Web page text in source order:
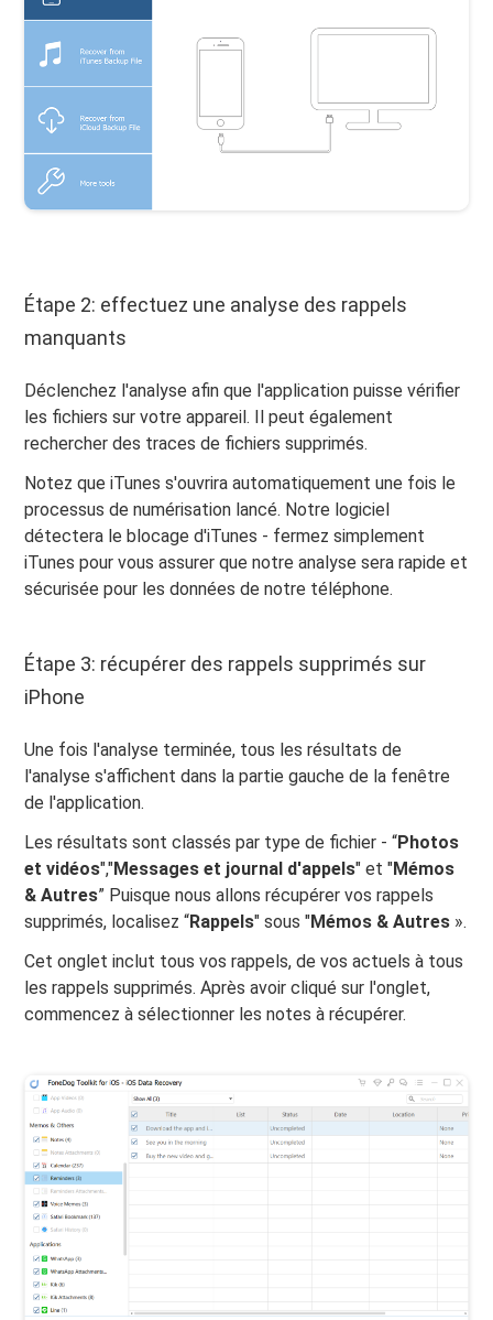
Étape 2: effectuez une analyse des rappels
manquants
Déclenchez l'analyse afin que l'application puisse vérifier
les fichiers sur votre appareil. Il peut également
rechercher des traces de fichiers supprimés.
Notez que iTunes s'ouvrira automatiquement une fois le
processus de numérisation lancé. Notre logiciel
détectera le blocage d'iTunes - fermez simplement
iTunes pour vous assurer que notre analyse sera rapide et
sécurisée pour les données de notre téléphone.
Étape 3: récupérer des rappels supprimés sur
iPhone
Une fois l'analyse terminée, tous les résultats de
l'analyse s'affichent dans la partie gauche de la fenêtre
de l'application.
Les résultats sont classés par type de fichier - “Photos
et vidéos","Messages et journal d'appels" et "Mémos
& Autres” Puisque nous allons récupérer vos rappels
supprimés, localisez “Rappels" sous "Mémos & Autres ».
Cet onglet inclut tous vos rappels, de vos actuels à tous
les rappels supprimés. Après avoir cliqué sur l'onglet,
commencez à sélectionner les notes à récupérer.